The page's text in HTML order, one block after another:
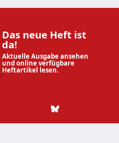
Das neue Heft ist
da!
Aktuelle Ausgabe ansehen
und online verfügbare
Heftartikel lesen.